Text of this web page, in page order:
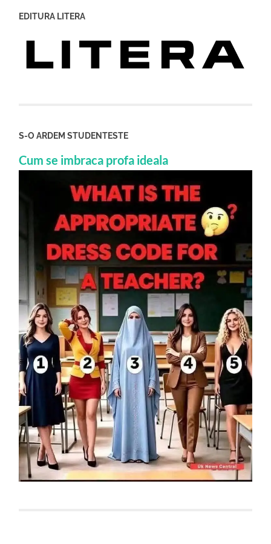
EDITURA LITERA
S-O ARDEM STUDENTESTE
Cum se imbraca profa ideala